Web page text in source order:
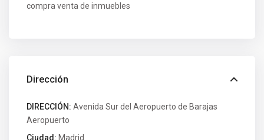
compra venta de inmuebles
Dirección
DIRECCIÓN: Avenida Sur del Aeropuerto de Barajas
Aeropuerto
Ciudad: Madrid